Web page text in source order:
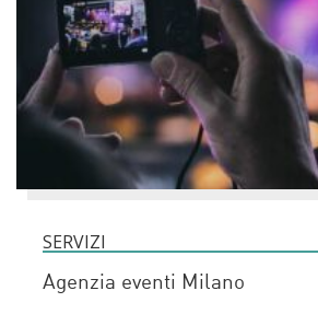
SERVIZI
Agenzia eventi Milano